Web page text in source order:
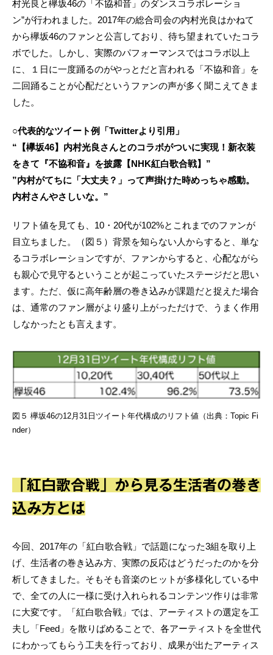
村光良と欅坂46の「不協和音」のダンスコラボレーショ
ン”が行われました。2017年の総合司会の内村光良はかねて
から欅坂46のファンと公言しており、待ち望まれていたコラ
ボでした。しかし、実際のパフォーマンスではコラボ以上
に、１日に一度踊るのがやっとだと言われる「不協和音」を
二回踊ることが心配だというファンの声が多く聞こえてきま
した。
○代表的なツイート例「Twitterより引用」
“【欅坂46】内村光良さんとのコラボがついに実現！新衣装
をきて『不協和音』を披露【NHK紅白歌合戦】”
”内村がてちに「大丈夫？」って声掛けた時めっちゃ感動。
内村さんやさしいな。”
リフト値を見ても、10・20代が102%とこれまでのファンが
目立ちました。（図５）背景を知らない人からすると、単な
るコラボレーションですが、ファンからすると、心配ながら
も親心で見守るということが起こっていたステージだと思い
ます。ただ、仮に高年齢層の巻き込みが課題だと捉えた場合
は、通常のファン層がより盛り上がっただけで、うまく作用
しなかったとも言えます。
図５ 欅坂46の12月31日ツイート年代構成のリフト値（出典：Topic Fi
nder）
「紅白歌合戦」から見る生活者の巻き
込み方とは
今回、2017年の「紅白歌合戦」で話題になった3組を取り上
げ、生活者の巻き込み方、実際の反応はどうだったのかを分
析してきました。そもそも音楽のヒットが多様化している中
で、全ての人に一様に受け入れられるコンテンツ作りは非常
に大変です。「紅白歌合戦」では、アーティストの選定を工
夫し「Feed」を散りばめることで、各アーティストを全世代
にわかってもらう工夫を行っており、成果が出たアーティス